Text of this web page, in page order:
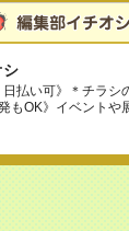
シ
日払い可》＊チラシ
もOK》イベント